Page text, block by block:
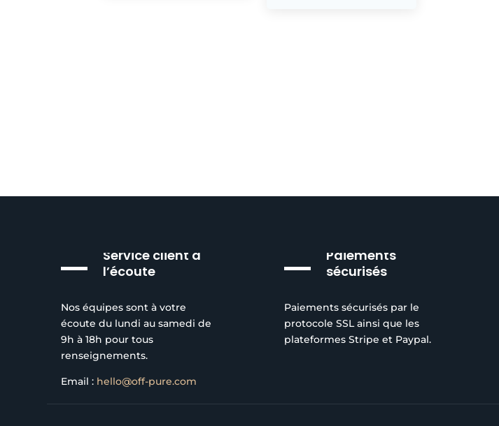
Service client à
l’écoute
Nos équipes sont à votre
écoute du lundi au samedi de
9h à 18h pour tous
renseignements.
Email : hello@off-pure.com
Paiements
sécurisés
Paiements sécurisés par le
protocole SSL ainsi que les
plateformes Stripe et Paypal.